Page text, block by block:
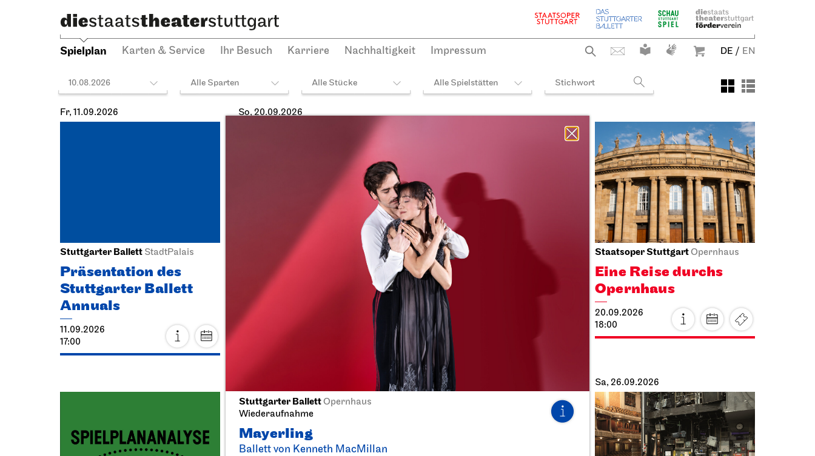
Stuttgarter BallettOpernhaus
Wiederaufnahme
Mayerling
Ballett von Kenneth MacMillan
Spielplan Karten & Service Ihr Besuch Karriere Nachhaltigkeit Impressum DE / EN
10.08.2026 Alle Sparten Alle Stücke Alle Spielstätten
Fr, 11.09.2026
Stuttgarter Ballett StadtPalais
Präsentation des
Stuttgarter Ballett
Annuals
11.09.2026
17:00
So, 20.09.2026
Staatstheater Stuttgart
Opernhaus,
Schauspielhaus und Opernvorplatz
Theaterfest am
Eckensee
20.09.2026
JOiNOpernhaus, Foyer I. Rang
Theaterfest
Singend durch den
Spielplan
20.09.2026
13:30 - 14:30
Staatsoper StuttgartOpernhaus
Eine Reise durchs
Opernhaus
20.09.2026
18:00
Sa, 26.09.2026